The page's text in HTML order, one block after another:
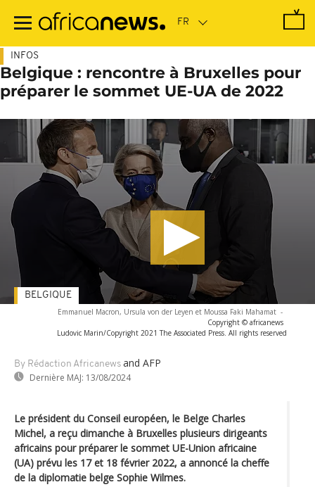
contenu
INFOS
Belgique : rencontre à Bruxelles pour
préparer le sommet UE-UA de 2022
Emmanuel Macron, Ursula von der Leyen et Moussa Faki Mahamat -
Copyright © africanews
Ludovic Marin/Copyright 2021 The Associated Press. All rights reserved
By Rédaction Africanews and AFP
Dernière MAJ: 13/08/2024
BELGIQUE
Le président du Conseil européen, le Belge Charles
Michel, a reçu dimanche à Bruxelles plusieurs dirigeants
africains pour préparer le sommet UE-Union africaine
(UA) prévu les 17 et 18 février 2022, a annoncé la cheffe
de la diplomatie belge Sophie Wilmes.